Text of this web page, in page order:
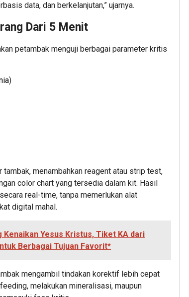
data, dan berkelanjutan,” ujarnya.
Dari 5 Menit
petambak menguji berbagai parameter kritis
)
menambahkan reagent atau strip test,
color chart yang tersedia dalam kit. Hasil
real-time, tanpa memerlukan alat
digital mahal.
Kenaikan Yesus Kristus, Tiket KA dari
Berbagai Tujuan Favorit*
mengambil tindakan korektif lebih cepat
melakukan mineralisasi, maupun